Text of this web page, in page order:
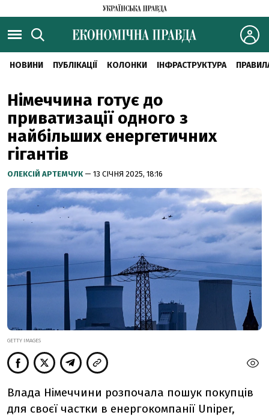
НОВИНИ ПУБЛІКАЦІЇ КОЛОНКИ ІНФРАСТРУКТУРА
Німеччина готує до
приватизації одного з
найбільших енергетичних
гігантів
ОЛЕКСІЙ АРТЕМЧУК — 13 СІЧНЯ 2025, 18:16
GETTY IMAGES
Влада Німеччини розпочала пошук покупців
для своєї частки в енергокомпанії Uniper,